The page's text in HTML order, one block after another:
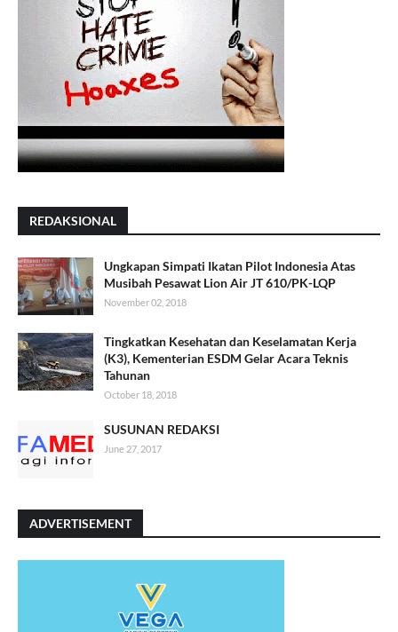
REDAKSIONAL
Ungkapan Simpati Ikatan Pilot Indonesia Atas
Musibah Pesawat Lion Air JT 610/PK-LQP
November 02, 2018
Tingkatkan Kesehatan dan Keselamatan Kerja
(K3), Kementerian ESDM Gelar Acara Teknis
Tahunan
October 18, 2018
SUSUNAN REDAKSI
June 27, 2017
ADVERTISEMENT